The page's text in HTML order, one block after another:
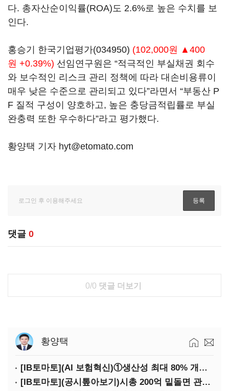
다. 총자산순이익률(ROA)도 2.6%로 높은 수치를 보
인다.
홍승기 한국기업평가(034950) (102,000원 ▲400
원 +0.39%) 선임연구원은 “적극적인 부실채권 회수
와 보수적인 리스크 관리 정책에 따라 대손비용류이
매우 낮은 수준으로 관리되고 있다”라면서 “부동산 P
F 질적 구성이 양호하고, 높은 충당금적립률로 부실
완충력 또한 우수하다”라고 평가했다.
황양택 기자 hyt@etomato.com
댓글 0
0/0 댓글 더보기
황양택
[IB토마토](AI 보험혁신)①생산성 최대 80% 개선…현실은 '실행 격차'
[IB토마토](공시톺아보기)시총 200억 밑돌면 관리종목…상폐 피하려면